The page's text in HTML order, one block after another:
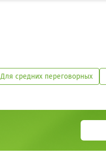
Для средних переговорных